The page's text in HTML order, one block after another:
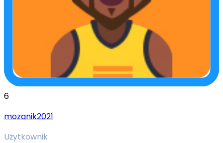
6
mozanik2021
Użytkownik